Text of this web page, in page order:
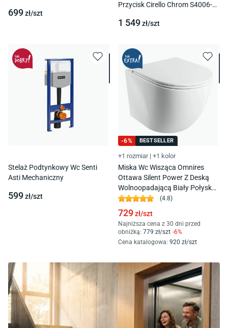
699zł/szt
Przycisk Cirello Chrom S4006-
1 549zł/szt
Stelaż Podtynkowy Wc Senti
Asti Mechaniczny
599zł/szt
-6% BESTSELLER
+1 rozmiar | +1 kolor
Miska Wc Wisząca Omnires
Ottawa Silent Power Z Deską
Wolnoopadającą Biały Połysk
Ottawaspmwbp
(4.8)
729zł/szt
Najniższa cena z 30 dni przed
obniżką: 779 zł/szt -6%
Cena katalogowa: 920 zł/szt